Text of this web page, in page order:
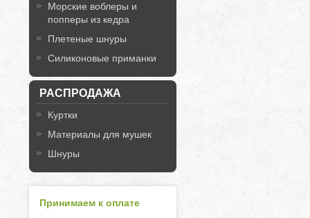
Морские воблеры и
попперы из кедра
Плетеные шнуры
Силиконовые приманки
РАСПРОДАЖА
Куртки
Материалы для мушек
Шнуры
Принимаем к оплате